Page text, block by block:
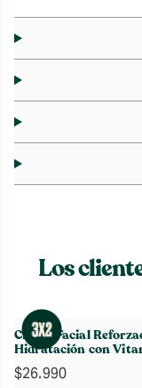
Los
Crema Facial
Hidratación con
$26.990